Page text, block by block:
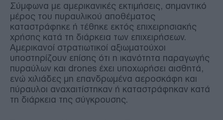
Σύμφωνα με αμερικανικές εκτιμήσεις, σημαντικό
μέρος του πυραυλικού αποθέματος
καταστράφηκε ή τέθηκε εκτός επιχειρησιακής
χρήσης κατά τη διάρκεια των επιχειρήσεων.
Αμερικανοί στρατιωτικοί αξιωματούχοι
υποστηρίζουν επίσης ότι η ικανότητα παραγωγής
πυραύλων και drones έχει υποχωρήσει αισθητά,
ενώ χιλιάδες μη επανδρωμένα αεροσκάφη και
πύραυλοι αναχαιτίστηκαν ή καταστράφηκαν κατά
τη διάρκεια της σύγκρουσης.